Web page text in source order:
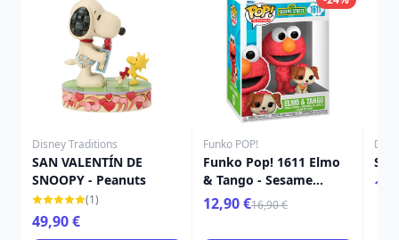
Disney Traditions
SAN VALENTÍN DE
SNOOPY - Peanuts
(1)
49,90 €
Funko POP!
Funko Pop! 1611 Elmo
& Tango - Sesame
Street
12,90 €16,90 €